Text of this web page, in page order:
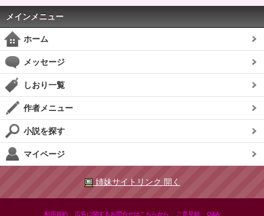
メインメニュー
ホーム
メッセージ
しおり一覧
作者メニュー
小説を探す
マイページ
姉妹サイトリンク 開く
利用規約 広告に関するお問合せはこちらから ご意見箱 Q&A